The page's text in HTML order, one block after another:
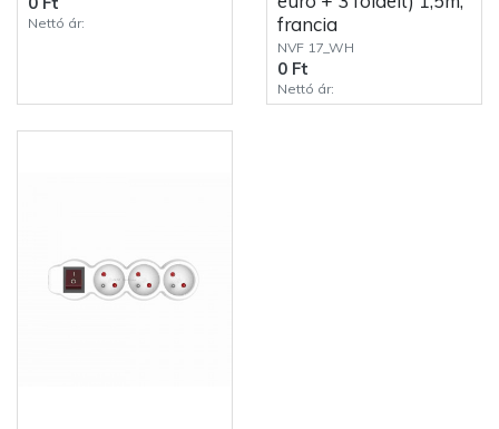
Nettó ár:
francia
NVF 17_WH
0 Ft
Nettó ár: